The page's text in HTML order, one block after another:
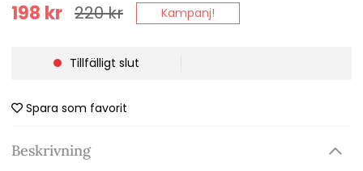
220kr
198 kr Kampanj!
Tillfälligt slut
Spara som favorit
Beskrivning